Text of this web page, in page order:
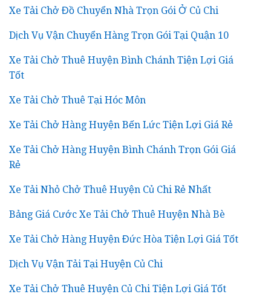
Xe Tải Chở Đồ Chuyển Nhà Trọn Gói Ở Củ Chi
Dịch Vụ Vận Chuyển Hàng Trọn Gói Tại Quận 10
Xe Tải Chở Thuê Huyện Bình Chánh Tiện Lợi Giá
Tốt
Xe Tải Chở Thuê Tại Hóc Môn
Xe Tải Chở Hàng Huyện Bến Lức Tiện Lợi Giá Rẻ
Xe Tải Chở Hàng Huyện Bình Chánh Trọn Gói Giá
Rẻ
Xe Tải Nhỏ Chở Thuê Huyện Củ Chi Rẻ Nhất
Bảng Giá Cước Xe Tải Chở Thuê Huyện Nhà Bè
Xe Tải Chở Hàng Huyện Đức Hòa Tiện Lợi Giá Tốt
Dịch Vụ Vận Tải Tại Huyện Củ Chi
Xe Tải Chở Thuê Huyện Củ Chi Tiện Lợi Giá Tốt